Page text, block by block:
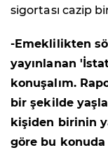
sigortası cazip
-Emeklilikten
yayınlanan
konuşalım.
bir şekilde
kişiden birinin
göre bu konuda